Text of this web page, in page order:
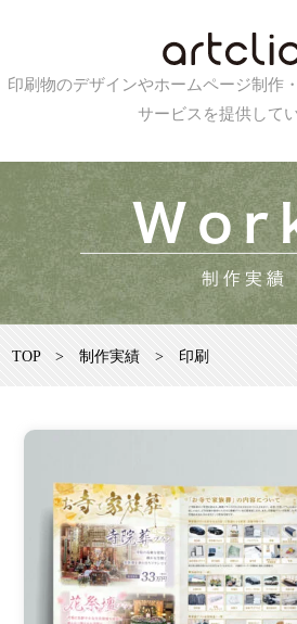
印刷物のデザインやホームページ制作
サービスを提供してい
TOP > 制作実績 > 印刷